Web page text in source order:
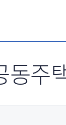
동주